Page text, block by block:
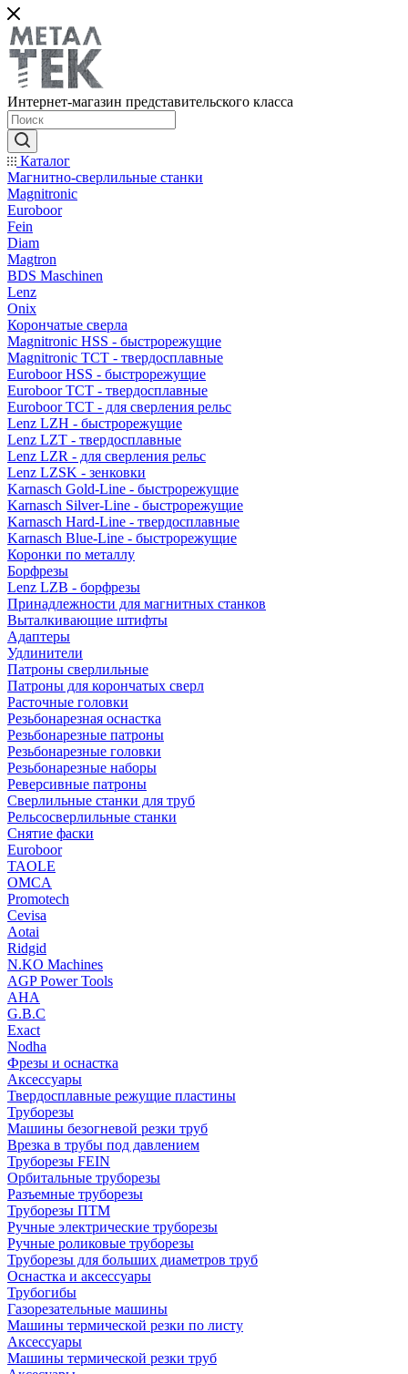
Интернет-магазин представительского класса
Каталог
Магнитно-сверлильные станки
Magnitronic
Euroboor
Fein
Diam
Magtron
BDS Maschinen
Lenz
Onix
Корончатые сверла
Magnitronic HSS - быстрорежущие
Magnitronic TCT - твердосплавные
Euroboor HSS - быстрорежущие
Euroboor TCT - твердосплавные
Euroboor TCT - для сверления рельс
Lenz LZH - быстрорежущие
Lenz LZT - твердосплавные
Lenz LZR - для сверления рельс
Lenz LZSK - зенковки
Karnasch Gold-Line - быстрорежущие
Karnasch Silver-Line - быстрорежущие
Karnasch Hard-Line - твердосплавные
Karnasch Blue-Line - быстрорежущие
Коронки по металлу
Борфрезы
Lenz LZB - борфрезы
Принадлежности для магнитных станков
Выталкивающие штифты
Адаптеры
Удлинители
Патроны сверлильные
Патроны для корончатых сверл
Расточные головки
Резьбонарезная оснастка
Резьбонарезные патроны
Резьбонарезные головки
Резьбонарезные наборы
Реверсивные патроны
Сверлильные станки для труб
Рельсосверлильные станки
Снятие фаски
Euroboor
TAOLE
OMCA
Promotech
Cevisa
Aotai
Ridgid
N.KO Machines
AGP Power Tools
AHA
G.B.C
Exact
Nodha
Фрезы и оснастка
Аксессуары
Твердосплавные режущие пластины
Труборезы
Машины безогневой резки труб
Врезка в трубы под давлением
Труборезы FEIN
Орбитальные труборезы
Разъемные труборезы
Труборезы ПТМ
Ручные электрические труборезы
Ручные роликовые труборезы
Труборезы для больших диаметров труб
Оснастка и аксессуары
Трубогибы
Газорезательные машины
Машины термической резки по листу
Аксессуары
Машины термической резки труб